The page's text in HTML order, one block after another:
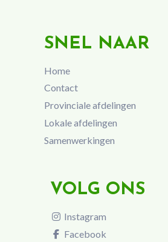
SNEL NAAR
Home
Contact
Provinciale afdelingen
Lokale afdelingen
Samenwerkingen
VOLG ONS
Instagram
Facebook